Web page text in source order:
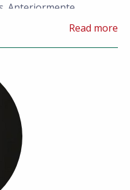
Anteriormente,
em Yilgarn com a
de minério de ferro
Sr. Fitzhardinge residiu
em Português.
Read more